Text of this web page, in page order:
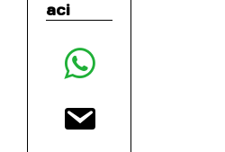
aci
whatsapp